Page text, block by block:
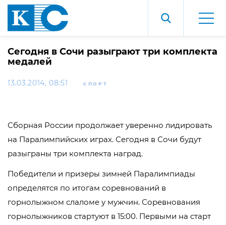
Сегодня в Сочи разыграют три комплекта
медалей
13.03.2014, 08:51 СПОРТ
Сборная России продолжает уверенно лидировать
на Паралимпийских играх. Сегодня в Сочи будут
разыграны три комплекта наград.
Победители и призеры зимней Паралимпиады
определятся по итогам соревнований в
горнолыжном слаломе у мужчин. Соревнования
горнолыжников стартуют в 15:00. Первыми на старт